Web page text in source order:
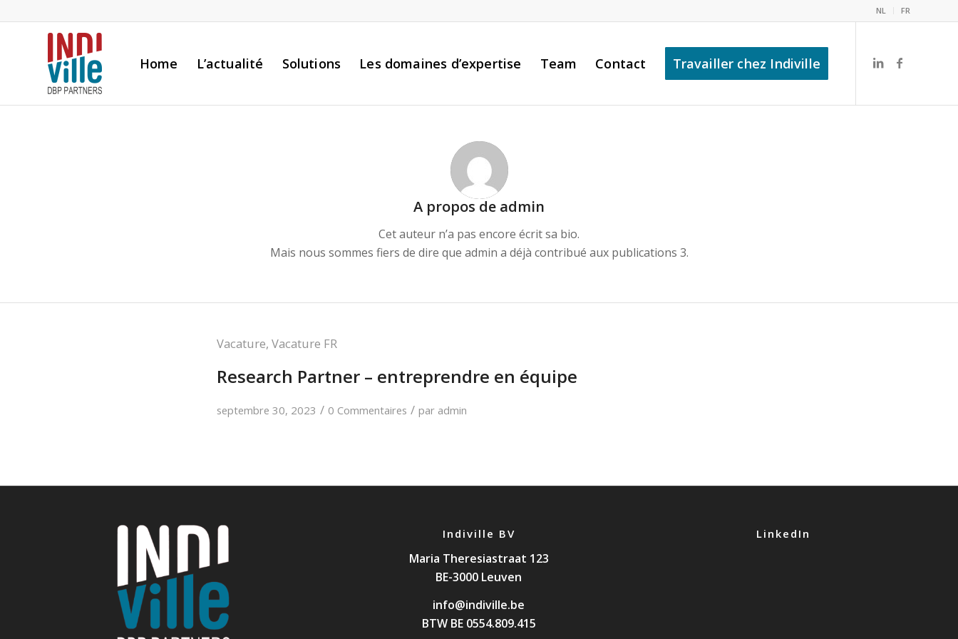
NL FR
Home L’actualité Solutions Les domaines d’expertise Team Contact Travailler chez Indiville
A propos de admin
Cet auteur n’a pas encore écrit sa bio.
Mais nous sommes fiers de dire que admin a déjà contribué aux publications 3.
Vacature, Vacature FR
Research Partner – entreprendre en équipe
septembre 30, 2023 / 0 Commentaires / par admin
Indiville BV
Maria Theresiastraat 123
BE-3000 Leuven
info@indiville.be
BTW BE 0554.809.415
LinkedIn